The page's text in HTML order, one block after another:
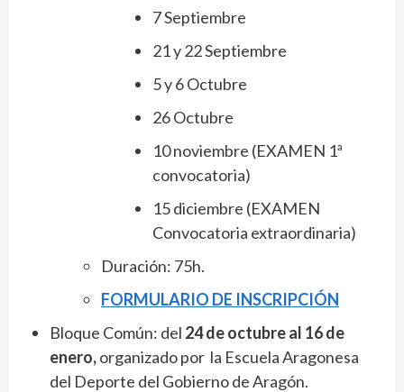
7 Septiembre
21 y 22 Septiembre
5 y 6 Octubre
26 Octubre
10 noviembre (EXAMEN 1ª
convocatoria)
15 diciembre (EXAMEN
Convocatoria extraordinaria)
Duración: 75h.
FORMULARIO DE INSCRIPCIÓN
Bloque Común: del 24 de octubre al 16 de
enero,organizado por la Escuela Aragonesa
del Deporte del Gobierno de Aragón.